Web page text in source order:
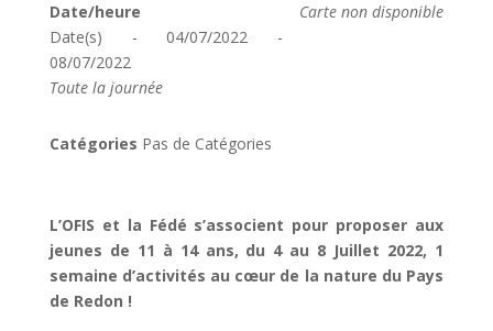
Carte non disponible
Date/heure
Date(s) - 04/07/2022 -
08/07/2022
Toute la journée
Catégories Pas de Catégories
L’OFIS et la Fédé s’associent pour proposer aux
jeunes de 11 à 14 ans, du 4 au 8 Juillet 2022, 1
semaine d’activités au cœur de la nature du Pays
de Redon !